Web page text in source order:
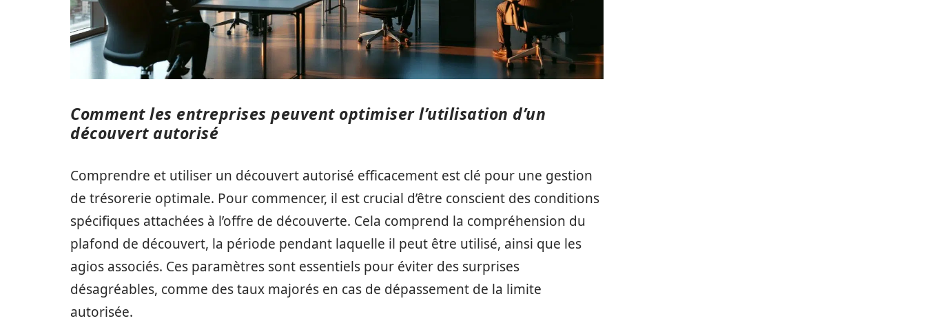
Comment les entreprises peuvent optimiser l’utilisation d’un
découvert autorisé
Comprendre et utiliser un découvert autorisé efficacement est clé pour une gestion
de trésorerie optimale. Pour commencer, il est crucial d’être conscient des conditions
spécifiques attachées à l’offre de découverte. Cela comprend la compréhension du
plafond de découvert, la période pendant laquelle il peut être utilisé, ainsi que les
agios associés. Ces paramètres sont essentiels pour éviter des surprises
désagréables, comme des taux majorés en cas de dépassement de la limite
autorisée.